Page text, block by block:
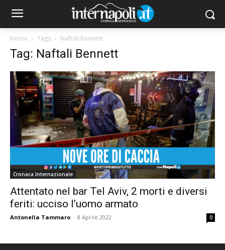
Home Tags Naftali Bennett
Tag: Naftali Bennett
Cronaca Internazionale
Attentato nel bar Tel Aviv, 2 morti e diversi
feriti: ucciso l’uomo armato
Antonella Tammaro - 8 Aprile 2022 0